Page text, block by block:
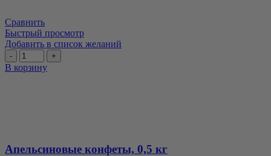
Сравнить
Быстрый просмотр
Добавить в список желаний
Количество
товара
Апельсиновые
В корзину
Апельсиновые конфеты, 0,5 кг